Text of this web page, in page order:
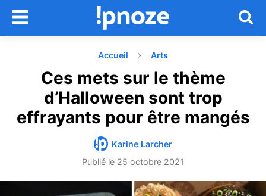
Accueil Arts
Ces mets sur le thème
d’Halloween sont trop
effrayants pour être mangés
Karine Larcher
Publié le 25 octobre 2021